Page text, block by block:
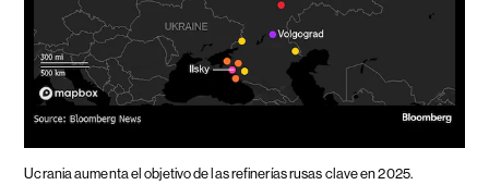
Ucrania aumenta el objetivo de las refinerías rusas clave en 2025.